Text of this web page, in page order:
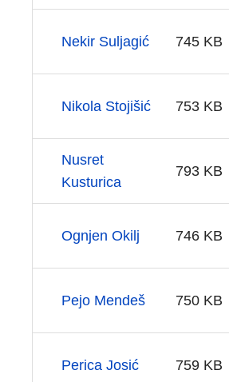
Nekir Suljagić 745 KB
Nikola Stojišić 753 KB
Nusret
Kusturica
793 KB
Ognjen Okilj 746 KB
Pejo Mendeš 750 KB
Perica Josić 759 KB